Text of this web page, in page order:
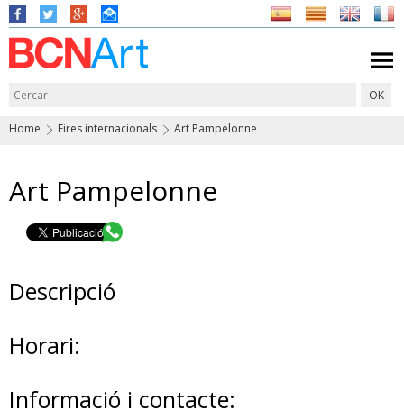
Home Fires internacionals Art Pampelonne
Art Pampelonne
Descripció
Horari:
Informació i contacte: